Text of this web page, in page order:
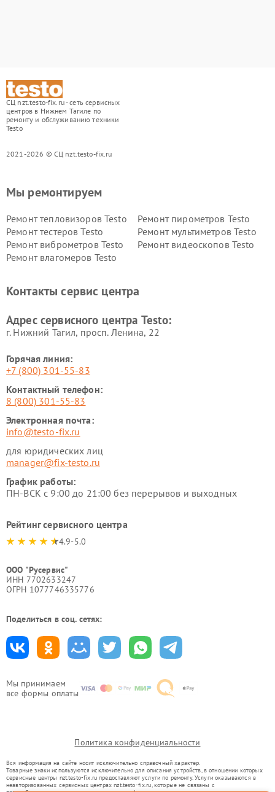
СЦ nzt.testo-fix.ru - сеть сервисных
центров в Нижнем Тагиле по
ремонту и обслуживанию техники
Testo
2021-2026 © СЦ nzt.testo-fix.ru
Мы принимаем
все формы оплаты
Мы ремонтируем
Ремонт тепловизоров Testo
Ремонт пирометров Testo
Ремонт тестеров Testo
Ремонт мультиметров Testo
Ремонт виброметров Testo
Ремонт видеоскопов Testo
Ремонт влагомеров Testo
Контакты сервис центра
Адрес сервисного центра Testo:
г. Нижний Тагил, просп. Ленина, 22
Горячая линия:
+7 (800) 301-55-83
Контактный телефон:
8 (800) 301-55-83
Электронная почта:
info@testo-fix.ru
для юридических лиц
manager@fix-testo.ru
График работы:
ПН-ВСК с 9:00 до 21:00 без перерывов и выходных
Рейтинг сервисного центра
4.9-5.0
ООО "Русервис"
ИНН 7702633247
ОГРН 1077746335776
Поделиться в соц. сетях:
Политика конфиденциальности
Вся информация на сайте носит исключительно справочный характер.
Товарные знаки используются исключительно для описания устройств, в отношении которых
сервисные центры nzt.testo-fix.ru предоставляют услуги по ремонту. Услуги оказываются в
неавторизованных сервисных центрах nzt.testo-fix.ru, которые не связаны с